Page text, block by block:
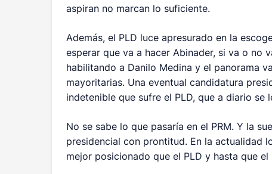
aspiran no marcan lo suficiente.
Además, el PLD luce apresurado en la
esperar que va a hacer Abinader, si va o no
habilitando a Danilo Medina y el panorama
mayoritarias. Una eventual candidatura
indetenible que sufre el PLD, que a diario se
No se sabe lo que pasaría en el PRM. Y la
presidencial con prontitud. En la actualidad
mejor posicionado que el PLD y hasta que el